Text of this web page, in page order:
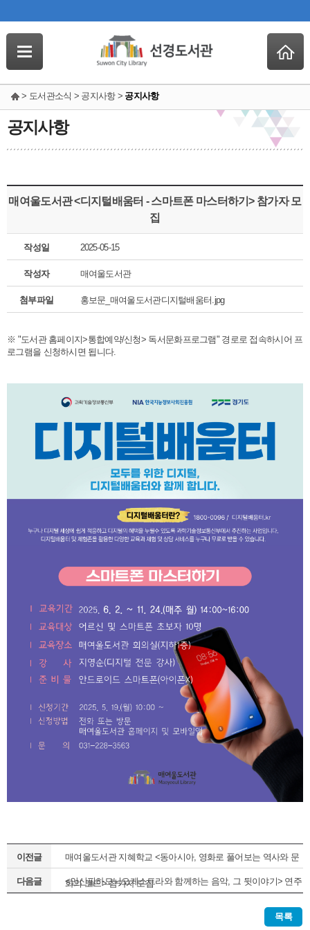
> 도서관소식 > 공지사항 > 공지사항
공지사항
매여울도서관 <디지털배움터 - 스마트폰 마스터하기> 참가자 모
집
작성일 2025-05-15
작성자 매여울도서관
첨부파일 홍보문_매여울도서관디지털배움터.jpg
※ "도서관 홈페이지>통합예약/신청> 독서문화프로그램" 경로로 접속하시어 프
로그램을 신청하시면 됩니다.
이전글 매여울도서관 지혜학교 <동아시아, 영화로 풀어보는 역사와 문
화의 코드> 참가자 모집
다음글 <안산필하모닉오케스트라와 함께하는 음악, 그 뒷이야기> 연주
목록